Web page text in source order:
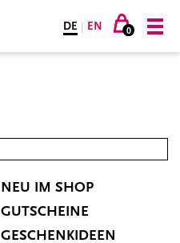
DE | EN 0
NEU IM SHOP
GUTSCHEINE
GESCHENKIDEEN